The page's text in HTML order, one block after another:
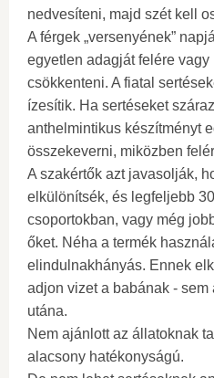
nedvesíteni, majd szét kell
A férgek „versenyének”
egyetlen adagját felére
csökkenteni. A fiatal
ízesítik. Ha sertéseket
anthelmintikus készítményt
összekeverni, miközben
A szakértők azt javasolják,
elkülönítsék, és legfeljebb
csoportokban, vagy még
őket. Néha a termék
elindulnakhányás. Ennek
adjon vizet a babának - sem
utána.
Nem ajánlott az állatoknak
alacsony hatékonyságú.